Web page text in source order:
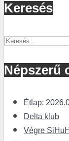
Keresés
Népszerű
Étlap:
Delta klub
Végre